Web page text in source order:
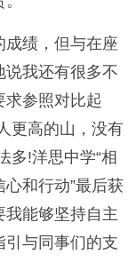
成绩，但与在座
说我还有很多不
求参照对比起
更高的山，没有
多!洋思中学“相
和行动”最后获
我能够坚持自主
引与同事们的支